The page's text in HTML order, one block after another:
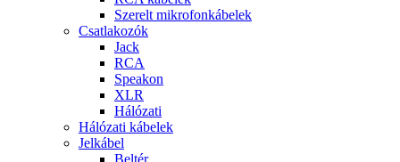
Szerelt mikrofonkábelek
Csatlakozók
Jack
RCA
Speakon
XLR
Hálózati
Hálózati kábelek
Jelkábel
Beltér